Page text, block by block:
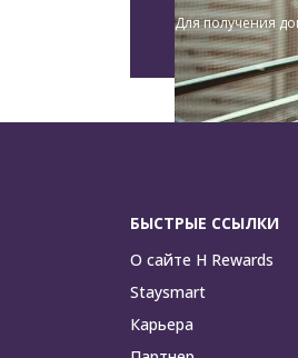
Для получения
БЫСТРЫЕ ССЫЛКИ
О сайте H Rewards
Staysmart
Карьера